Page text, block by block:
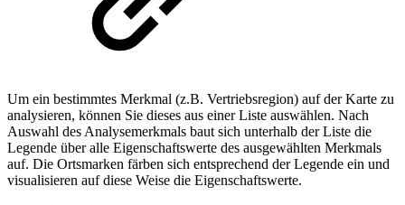
Um ein bestimmtes Merkmal (z.B. Vertriebsregion) auf der Karte zu
analysieren, können Sie dieses aus einer Liste auswählen. Nach
Auswahl des Analysemerkmals baut sich unterhalb der Liste die
Legende über alle Eigenschaftswerte des ausgewählten Merkmals
auf. Die Ortsmarken färben sich entsprechend der Legende ein und
visualisieren auf diese Weise die Eigenschaftswerte.